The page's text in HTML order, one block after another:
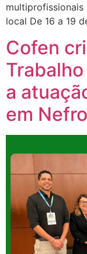
local De 16 a 19
Cofen
a
em